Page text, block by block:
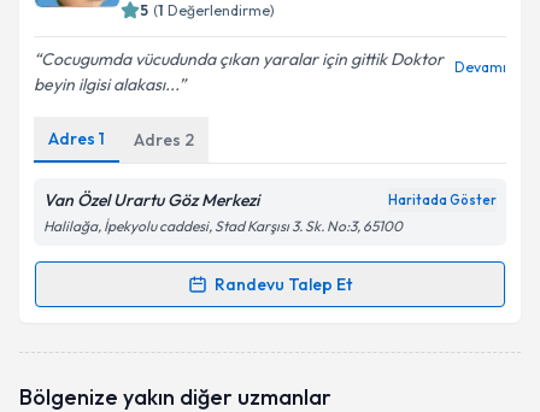
5 (1 Değerlendirme)
Cocugumda vücudunda çıkan yaralar için gittik Doktor
beyin ilgisi alakası...
Devamı
Adres 1 Adres 2
Van Özel Urartu Göz Merkezi Haritada Göster
Halilağa, İpekyolu caddesi, Stad Karşısı 3. Sk. No:3, 65100
Randevu Talep Et
Randevu Takvimi Talebi
takvimi talebi oluşturun. Size bu uzmandan randevu
Bölgenize yakın diğer uzmanlar